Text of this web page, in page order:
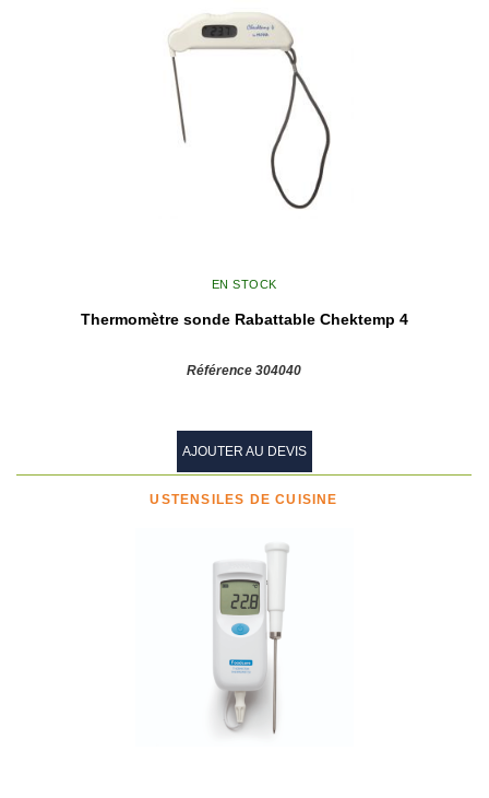
EN STOCK
Thermomètre sonde Rabattable Chektemp 4
Référence 304040
AJOUTER AU DEVIS
USTENSILES DE CUISINE